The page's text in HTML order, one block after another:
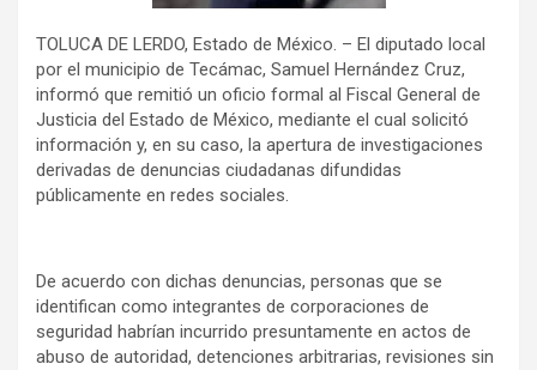
TOLUCA DE LERDO, Estado de México. – El diputado local
por el municipio de Tecámac, Samuel Hernández Cruz,
informó que remitió un oficio formal al Fiscal General de
Justicia del Estado de México, mediante el cual solicitó
información y, en su caso, la apertura de investigaciones
derivadas de denuncias ciudadanas difundidas
públicamente en redes sociales.
De acuerdo con dichas denuncias, personas que se
identifican como integrantes de corporaciones de
seguridad habrían incurrido presuntamente en actos de
abuso de autoridad, detenciones arbitrarias, revisiones sin